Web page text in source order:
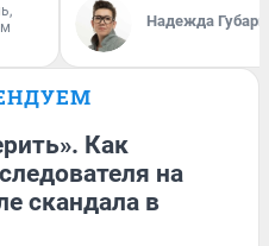
Надежда Губарь
Как
на
скандала в